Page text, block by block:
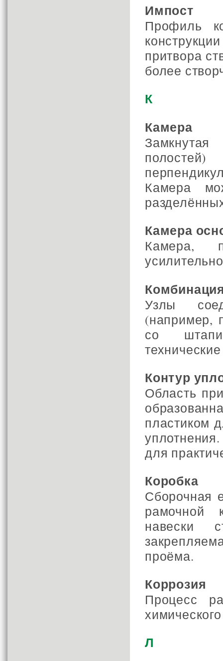
Импост
Профиль
притвора
более
К
Камера
Камера
Камера
Камера,
Узлы
(например,
со
Контур
Область
пластиком
для
Коробка
Сборочная
рамочной
навески
проёма.
Коррозия
Процесс
Л